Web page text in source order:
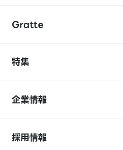
Gratte
特集
企業情報
採用情報